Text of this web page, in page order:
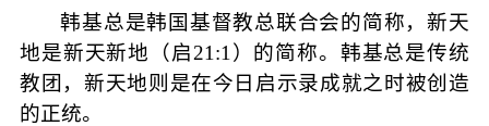
韩基总是韩国基督教总联合会的简称，新天
地是新天新地（启21:1 ）的简称。韩基总是传统
教团，新天地则是在今日启示录成就之时被创造
的正统。